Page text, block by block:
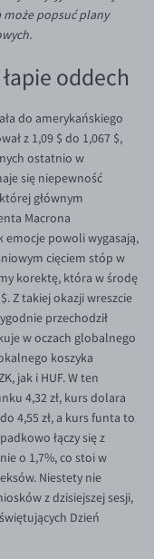
może popsuć plany
oddech
do amerykańskiego
z 1,09 $ do 1,067 $,
ostatnio w
się niepewność
głównym
Macrona
emocje powoli wygasają,
cięciem stóp w
korektę, która w środę
Z takiej okazji wreszcie
przechodził
w oczach globalnego
koszyka
jak i HUF. W ten
4,32 zł, kurs dolara
4,55 zł, a kurs funta to
łączy się z
o 1,7%, co stoi w
Niestety nie
z dzisiejszej sesji,
Dzień